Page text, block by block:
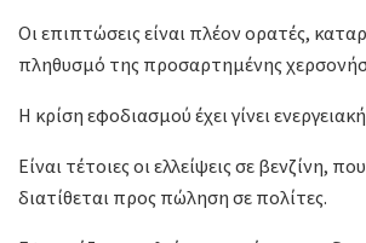
Οι επιπτώσεις είναι πλέον ορατές,
πληθυσμό της προσαρτημένης
Η κρίση εφοδιασμού έχει γίνει
Είναι τέτοιες οι ελλείψεις σε βενζίνη,
διατίθεται προς πώληση σε πολίτες.